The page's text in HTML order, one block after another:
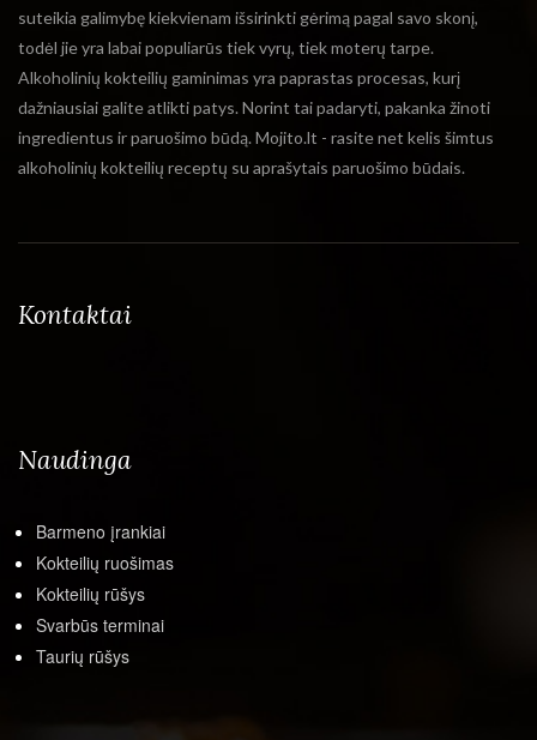
suteikia galimybę kiekvienam išsirinkti gėrimą pagal savo skonį,
todėl jie yra labai populiarūs tiek vyrų, tiek moterų tarpe.
Alkoholinių kokteilių gaminimas yra paprastas procesas, kurį
dažniausiai galite atlikti patys. Norint tai padaryti, pakanka žinoti
ingredientus ir paruošimo būdą. Mojito.lt - rasite net kelis šimtus
alkoholinių kokteilių receptų su aprašytais paruošimo būdais.
Kontaktai
Naudinga
Barmeno įrankiai
Kokteilių ruošimas
Kokteilių rūšys
Svarbūs terminai
Taurių rūšys